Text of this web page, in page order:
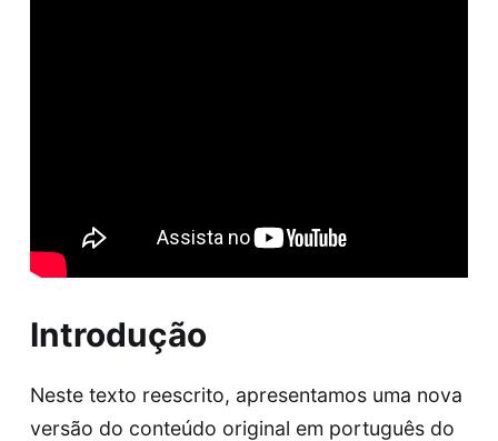
Introdução
Neste texto reescrito, apresentamos uma nova
versão do conteúdo original em português do